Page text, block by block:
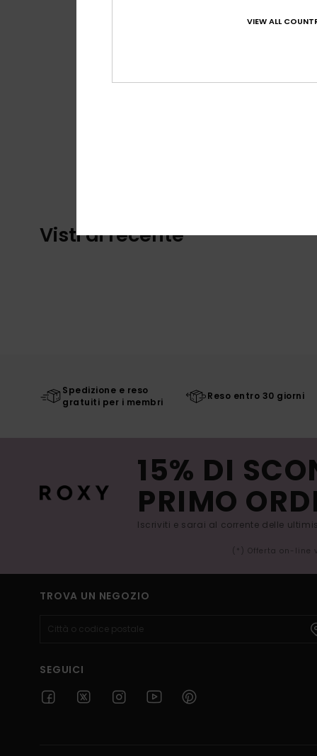
Visti di recente
Spedizione e reso
gratuiti per i membri
Reso entro 30 giorni
15% DI
PRIMO
Iscriviti e sarai al corrente delle
(*) Offerta on-line
TROVA UN NEGOZIO
SEGUICI
VIEW ALL